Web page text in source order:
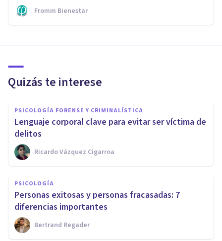
Fromm Bienestar
Quizás te interese
PSICOLOGÍA FORENSE Y CRIMINALÍSTICA
Lenguaje corporal clave para evitar ser víctima de
delitos
Ricardo Vázquez Cigarroa
PSICOLOGÍA
Personas exitosas y personas fracasadas: 7
diferencias importantes
Bertrand Regader